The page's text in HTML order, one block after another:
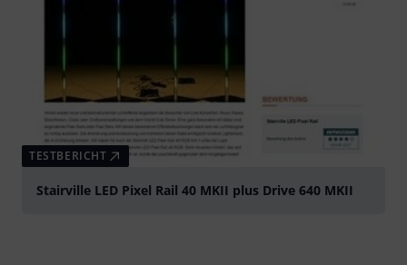
TESTBERICHT
Stairville LED Pixel Rail 40 MKII plus Drive 640 MKII